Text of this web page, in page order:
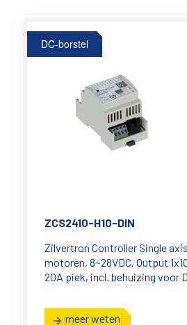
DC-borstel
ZCS2410-H10-DIN
Zilvertron Controller Single
motoren, 8~28VDC, Output
20A piek, incl. behuizing voor
meer weten